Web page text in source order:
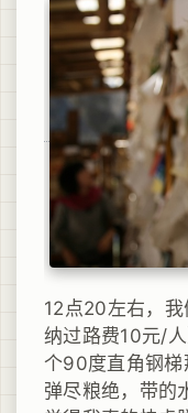
12点20左右，
纳过路费10元/
个90度直角钢梯
弹尽粮绝，带的